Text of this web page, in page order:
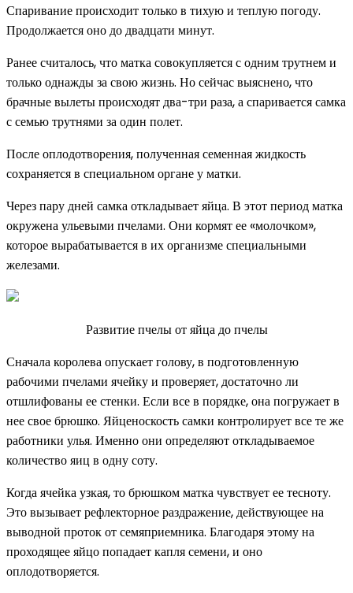
Спаривание происходит только в тихую и теплую погоду.
Продолжается оно до двадцати минут.
Ранее считалось, что матка совокупляется с одним трутнем и
только однажды за свою жизнь. Но сейчас выяснено, что
брачные вылеты происходят два-три раза, а спаривается самка
с семью трутнями за один полет.
После оплодотворения, полученная семенная жидкость
сохраняется в специальном органе у матки.
Через пару дней самка откладывает яйца. В этот период матка
окружена ульевыми пчелами. Они кормят ее «молочком»,
которое вырабатывается в их организме специальными
железами.
Развитие пчелы от яйца до пчелы
Сначала королева опускает голову, в подготовленную
рабочими пчелами ячейку и проверяет, достаточно ли
отшлифованы ее стенки. Если все в порядке, она погружает в
нее свое брюшко. Яйценоскость самки контролирует все те же
работники улья. Именно они определяют откладываемое
количество яиц в одну соту.
Когда ячейка узкая, то брюшком матка чувствует ее тесноту.
Это вызывает рефлекторное раздражение, действующее на
выводной проток от семяприемника. Благодаря этому на
проходящее яйцо попадает капля семени, и оно
оплодотворяется.